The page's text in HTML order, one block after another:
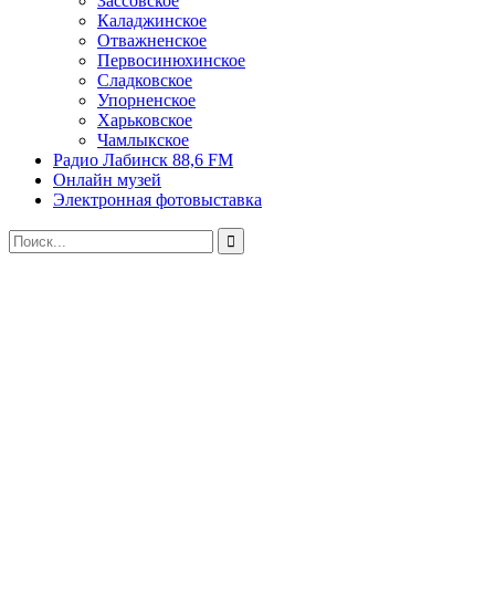
Каладжинское
Отважненское
Первосинюхинское
Сладковское
Упорненское
Харьковское
Чамлыкское
Радио Лабинск 88,6 FM
Онлайн музей
Электронная фотовыставка